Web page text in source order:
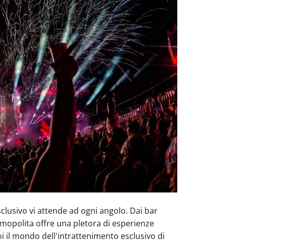
vi attende ad ogni angolo. Dai bar
offre una pletora di esperienze
il mondo dell'intrattenimento esclusivo di